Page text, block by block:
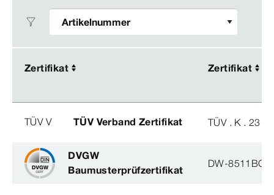
Zertifikat Zertifikat
Zertifikat Zertifikat
TÜV V TÜV Verband Zertifikat TÜV . K . 23 -
DVGW
Baumusterprüfzertifikat
DW-